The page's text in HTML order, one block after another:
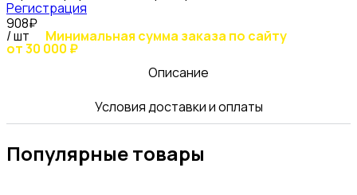
Регистрация
908₽
/ шт Минимальная сумма заказа по сайту
от 30 000 ₽
Описание
Условия доставки и оплаты
Популярные товары